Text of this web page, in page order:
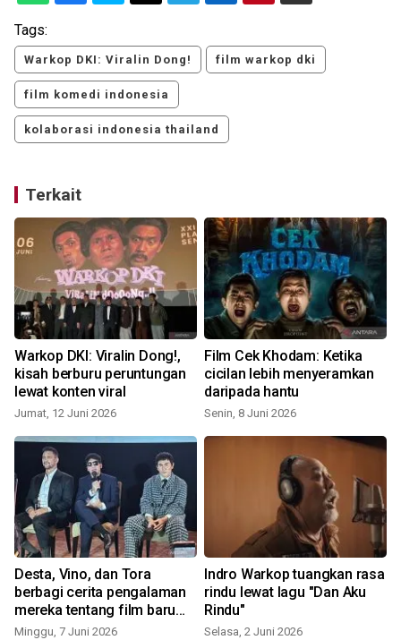
Tags:
Warkop DKI: Viralin Dong! film warkop dki
film komedi indonesia
kolaborasi indonesia thailand
Terkait
Warkop DKI: Viralin Dong!,
kisah berburu peruntungan
lewat konten viral
Jumat, 12 Juni 2026
Film Cek Khodam: Ketika
cicilan lebih menyeramkan
daripada hantu
Senin, 8 Juni 2026
Desta, Vino, dan Tora
berbagi cerita pengalaman
mereka tentang film baru
Warkop DKI
Minggu, 7 Juni 2026
Indro Warkop tuangkan rasa
rindu lewat lagu "Dan Aku
Rindu"
Selasa, 2 Juni 2026